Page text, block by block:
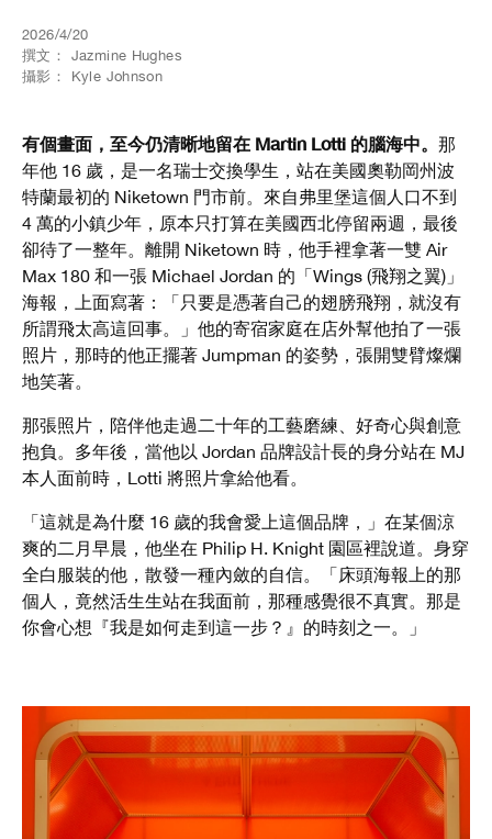
2026/4/20
撰文： Jazmine Hughes
攝影： Kyle Johnson
有個畫面，至今仍清晰地留在 Martin Lotti 的腦海中。 那
年他 16 歲，是一名瑞士交換學生，站在美國奧勒岡州波
特蘭最初的 Niketown 門市前。來自弗里堡這個人口不到
4 萬的小鎮少年，原本只打算在美國西北停留兩週，最後
卻待了一整年。離開 Niketown 時，他手裡拿著一雙 Air
Max 180 和一張 Michael Jordan 的「Wings (飛翔之翼)」
海報，上面寫著：
「只要是憑著自己的翅膀飛翔，就沒有
所謂飛太高這回事。」他的寄宿家庭在店外幫他拍了一張
照片，那時的他正擺著 Jumpman 的姿勢，張開雙臂燦爛
地笑著。
那張照片，陪伴他走過二十年的工藝磨練、好奇心與創意
抱負。多年後，當他以 Jordan 品牌設計長的身分站在 MJ
本人面前時，Lotti 將照片拿給他看。
「這就是為什麼 16 歲的我會愛上這個品牌，」在某個涼
爽的二月早晨，他坐在 Philip H. Knight 園區裡說道。身穿
全白服裝的他，散發一種內斂的自信。「床頭海報上的那
個人，竟然活生生站在我面前，那種感覺很不真實。那是
你會心想『我是如何走到這一步？』的時刻之一。」